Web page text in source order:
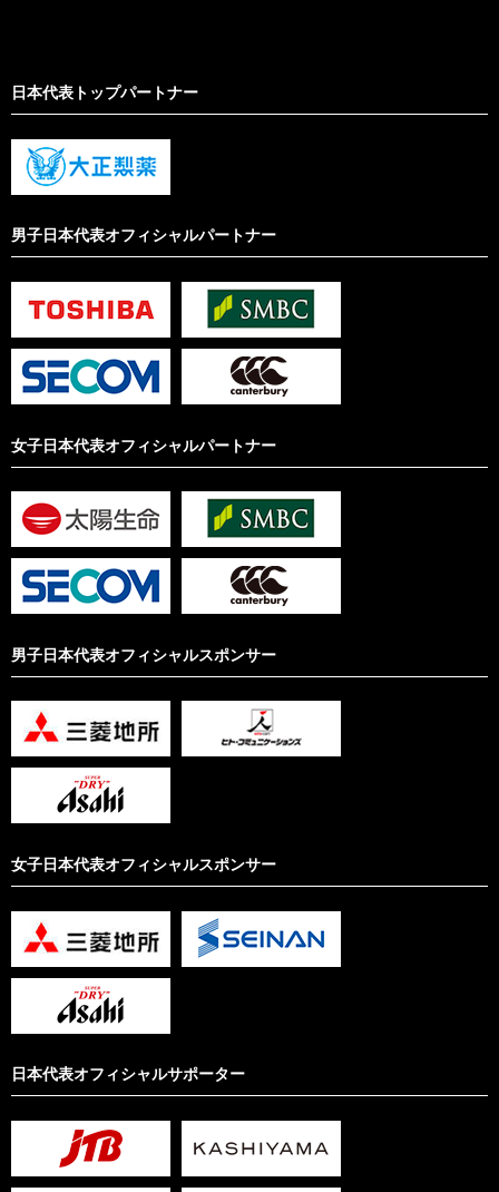
日本代表トップパートナー
男子日本代表オフィシャルパートナー
女子日本代表オフィシャルパートナー
男子日本代表オフィシャルスポンサー
女子日本代表オフィシャルスポンサー
日本代表オフィシャルサポーター